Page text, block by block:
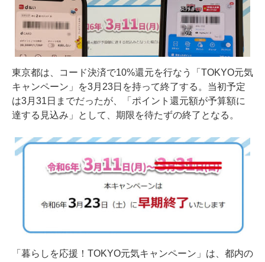
東京都は、コード決済で10%還元を行なう「TOKYO元気
キャンペーン」を3月23日を持って終了する。当初予定
は3月31日までだったが、「ポイント還元額が予算額に
達する見込み」として、期限を待たずの終了となる。
「暮らしを応援！TOKYO元気キャンペーン」は、都内の